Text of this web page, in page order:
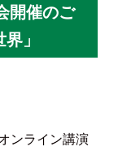
開催のご
」
ンライン講演